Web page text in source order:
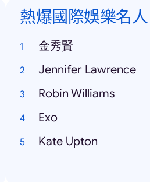
熱爆國際娛樂名人
金秀賢
Jennifer Lawrence
Robin Williams
Exo
Kate Upton